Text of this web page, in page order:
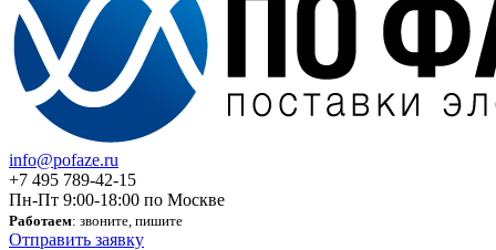
info@pofaze.ru
+7 495 789-42-15
Пн-Пт 9:00-18:00 по Москве
Работаем: звоните, пишите
Отправить заявку